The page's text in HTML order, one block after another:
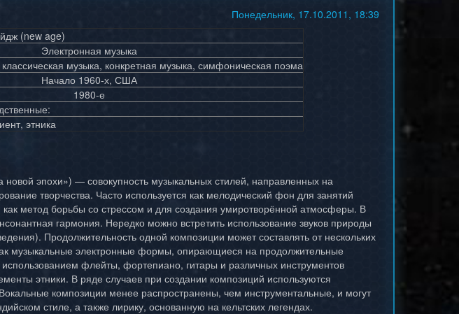
Понедельник, 17.10.2011, 18:39
(new age)
Электронная музыка
музыка, конкретная музыка, симфоническая поэма
Начало 1960-х, США
1980-е
этника
новой эпохи») — совокупность музыкальных стилей, направленных на
творчества. Часто используется как мелодический фон для занятий
метод борьбы со стрессом и для создания умиротворённой атмосферы. В
гармония. Нередко можно встретить использование звуков природы
Продолжительность одной композиции может составлять от нескольких
музыкальные электронные формы, опирающиеся на продолжительные
флейты, фортепиано, гитары и различных инструментов
этники. В ряде случаев при создании композиций используются
композиции менее распространены, чем инструментальные, и могут
стиле, а также лирику, основанную на кельтских легендах.